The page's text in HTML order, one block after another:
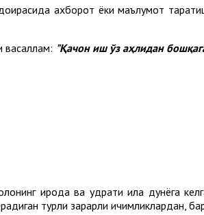
ахборот ёки маълумот
васаллам: "Қачон иш ўз аҳлидан
ирода ва қудрати ила дунёга
турли зарарли ичимликлардан,